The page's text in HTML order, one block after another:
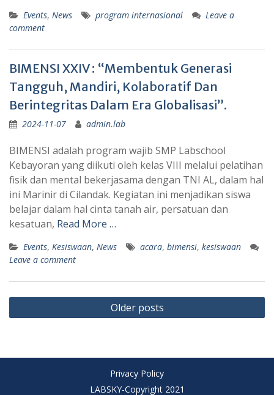
Events, News program internasional
Leave a
comment
BIMENSI XXIV : “Membentuk Generasi
Tangguh, Mandiri, Kolaboratif Dan
Berintegritas Dalam Era Globalisasi”.
2024-11-07 admin.lab
BIMENSI adalah program wajib SMP Labschool
Kebayoran yang diikuti oleh kelas VIII melalui pelatihan
fisik dan mental bekerjasama dengan TNI AL, dalam hal
ini Marinir di Cilandak. Kegiatan ini menjadikan siswa
belajar dalam hal cinta tanah air, persatuan dan
kesatuan, Read More …
Events, Kesiswaan, News acara, bimensi, kesiswaan
Leave a comment
Posts
navigation
Older posts
Privacy Policy
LABSKY-Copyright 2021